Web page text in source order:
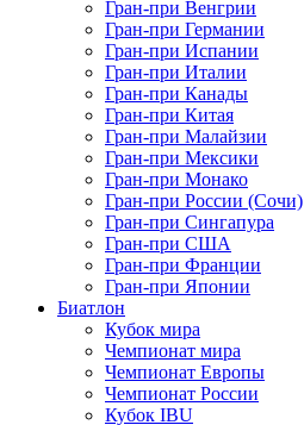
Гран-при Венгрии
Гран-при Германии
Гран-при Испании
Гран-при Италии
Гран-при Канады
Гран-при Китая
Гран-при Малайзии
Гран-при Мексики
Гран-при Монако
Гран-при России (Сочи)
Гран-при Сингапура
Гран-при США
Гран-при Франции
Гран-при Японии
Биатлон
Кубок мира
Чемпионат мира
Чемпионат Европы
Чемпионат России
Кубок IBU